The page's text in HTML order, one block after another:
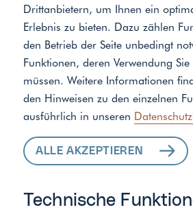
Drittanbietern, um Ihnen ein
Erlebnis zu bieten. Dazu zählen
den Betrieb der Seite unbedingt
Funktionen, deren Verwendung
müssen. Weitere Informationen
den Hinweisen zu den einzelnen
ausführlich in unseren
ALLE AKZEPTIEREN
Technische
Meister der Elemente
ALLE
FÜR IHR